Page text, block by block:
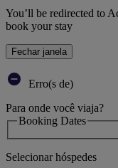
You’ll be redirected to
book your stay
Fechar janela
Erro(s de)
Para onde você viaja?
Booking Dates
Selecionar hóspedes